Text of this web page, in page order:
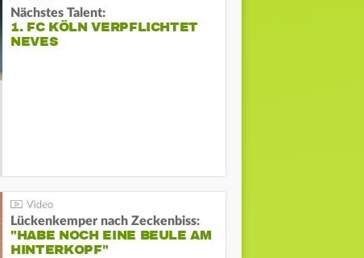
Nächstes Talent:
1. FC KÖLN VERPFLICHTET
NEVES
Lückenkemper nach Zeckenbiss:
"HABE NOCH EINE BEULE AM
HINTERKOPF"